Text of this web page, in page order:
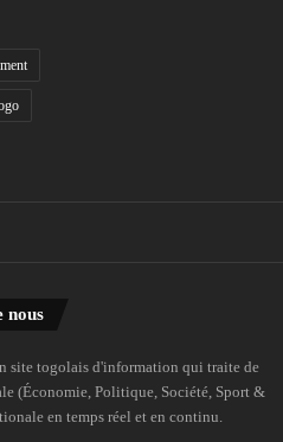
nous
site togolais d'information qui traite de
(Économie, Politique, Société, Sport &
en temps réel et en continu.